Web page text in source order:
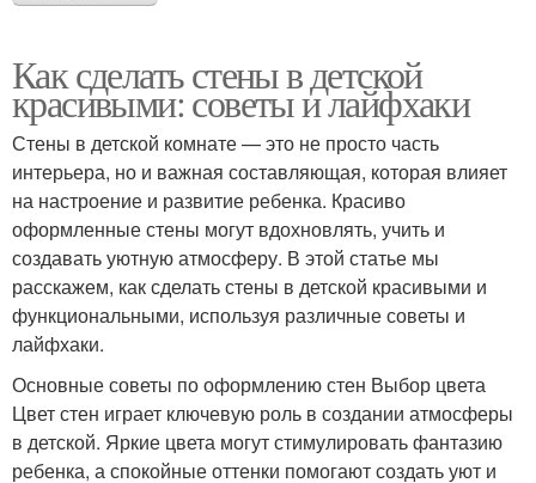
Как сделать стены в детской
красивыми: советы и лайфхаки
Стены в детской комнате — это не просто часть
интерьера, но и важная составляющая, которая влияет
на настроение и развитие ребенка. Красиво
оформленные стены могут вдохновлять, учить и
создавать уютную атмосферу. В этой статье мы
расскажем, как сделать стены в детской красивыми и
функциональными, используя различные советы и
лайфхаки.
Основные советы по оформлению стен Выбор цвета
Цвет стен играет ключевую роль в создании атмосферы
в детской. Яркие цвета могут стимулировать фантазию
ребенка, а спокойные оттенки помогают создать уют и